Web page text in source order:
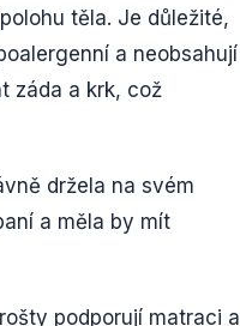
těla. Je důležité,
a neobsahují
záda a krk, což
držela na svém
a měla by mít
podporují matraci a